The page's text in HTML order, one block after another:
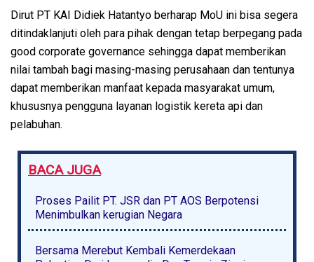
Dirut PT KAI Didiek Hatantyo berharap MoU ini bisa segera
ditindaklanjuti oleh para pihak dengan tetap berpegang pada
good corporate governance sehingga dapat memberikan
nilai tambah bagi masing-masing perusahaan dan tentunya
dapat memberikan manfaat kepada masyarakat umum,
khususnya pengguna layanan logistik kereta api dan
pelabuhan.
BACA JUGA
Proses Pailit PT. JSR dan PT AOS Berpotensi
Menimbulkan kerugian Negara
Bersama Merebut Kembali Kemerdekaan